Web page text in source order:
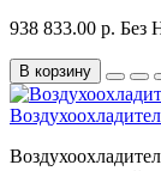
938 833.00 р. Без
В корзину